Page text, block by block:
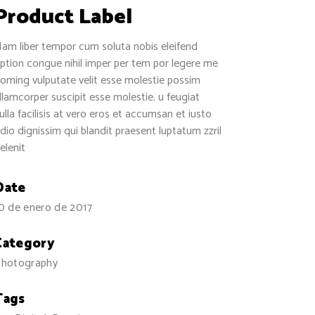
Label
liber tempor cum soluta nobis eleifend
congue nihil imper per tem por legere me
vulputate velit esse molestie possim
suscipit esse molestie. u feugiat
facilisis at vero eros et accumsan et iusto
dignissim qui blandit praesent luptatum zzril
de enero de 2017